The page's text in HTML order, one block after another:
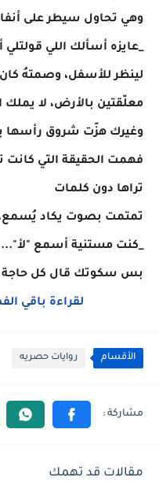
وهي تحاول سيطر على
_عايزه أسألك اللي
لينظر للأسفل، وصمتهُ
معلّقتين بالأرض، لا
وغيرك هزّت شروق رأسها
فهمت الحقيقة التي كانت
تراها دون كلمات
تمتمت بصوت يكاد يُسمع،
_كنت مستنية أسمع "لأ"...
بس سكوتك قال كل حاجة
لقراءة باقي
الأقسام روايات حصريه
مقالات قد تهمك